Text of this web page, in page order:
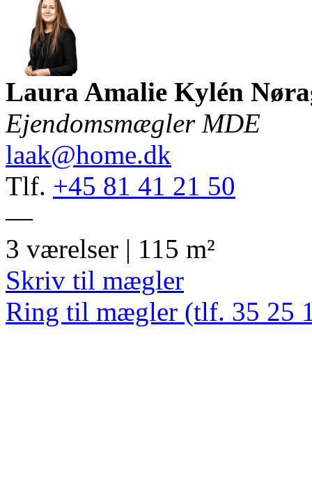
Laura Amalie Kylén
Ejendomsmægler MDE
laak@home.dk
Tlf. +45 81 41 21 50
—
3 værelser | 115 m²
Skriv til mægler
Ring til mægler (tlf. 35 25